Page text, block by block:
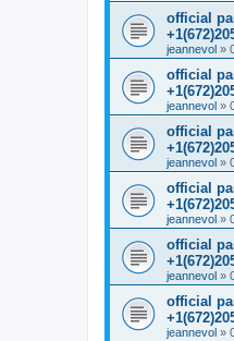
official
jeannevol »
official
jeannevol »
official
jeannevol »
official
jeannevol »
official
jeannevol »
official
jeannevol »